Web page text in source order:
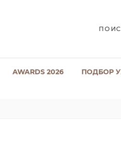
AWARDS 2026 ПОДБОР